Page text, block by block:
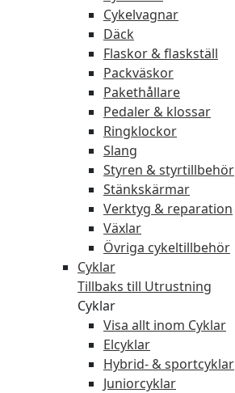
Cykelvagnar
Däck
Flaskor & flaskställ
Packväskor
Pakethållare
Pedaler & klossar
Ringklockor
Slang
Styren & styrtillbehör
Stänkskärmar
Verktyg & reparation
Växlar
Övriga cykeltillbehör
Cyklar
Tillbaks till Utrustning
Cyklar
Visa allt inom Cyklar
Elcyklar
Hybrid- & sportcyklar
Juniorcyklar